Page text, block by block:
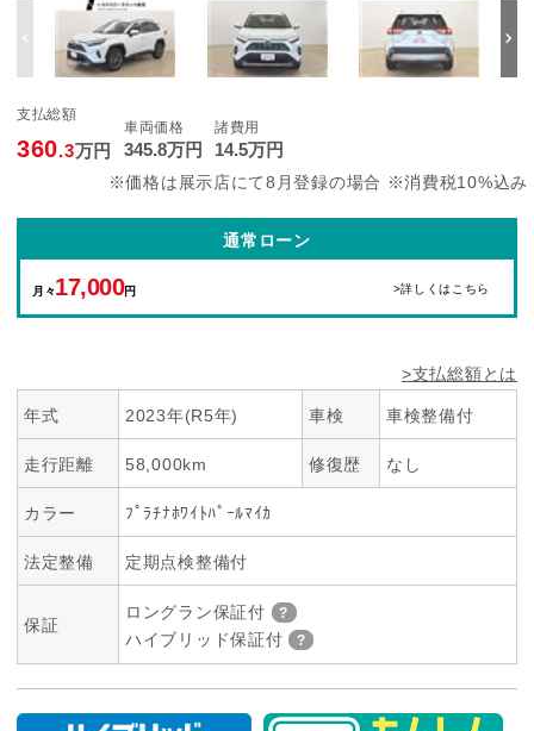
支払総額
360.3万円
車両価格
345.8万円
諸費用
14.5万円
※価格は展示店にて8月登録の場合 ※消費税10%込み
通常ローン
月々17,000円 >詳しくはこちら
>支払総額とは
年式 2023年(R5年) 車検 車検整備付
走行距離 58,000km 修復歴 なし
カラー ﾌﾟﾗﾁﾅﾎﾜｲﾄﾊﾟｰﾙﾏｲｶ
法定整備 定期点検整備付
保証
ロングラン保証付
ハイブリッド保証付